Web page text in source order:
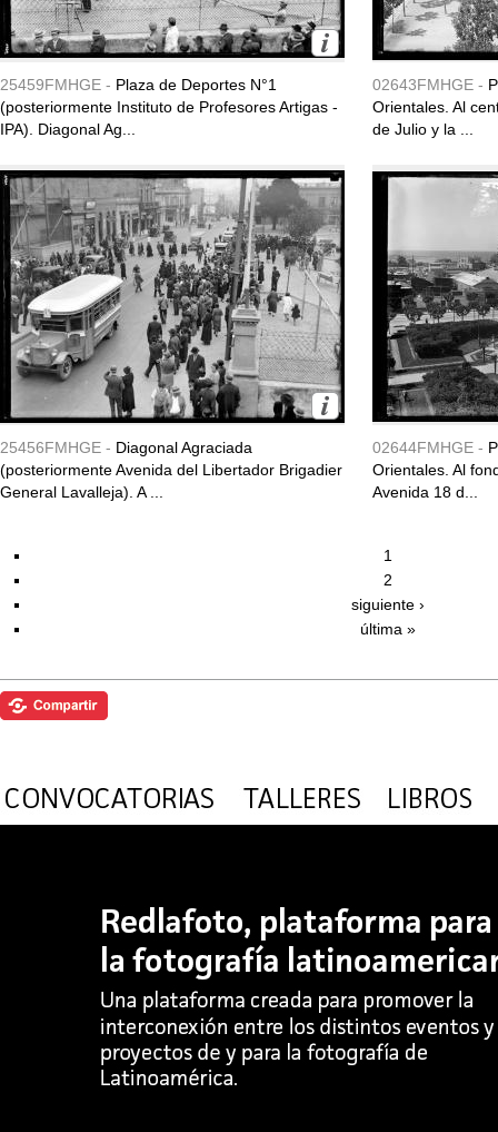
25459FMHGE - Plaza de Deportes N°1
(posteriormente Instituto de Profesores Artigas -
IPA). Diagonal Ag...
02643FMHGE -
Orientales. Al
de Julio y la ...
25456FMHGE - Diagonal Agraciada
(posteriormente Avenida del Libertador Brigadier
General Lavalleja). A ...
02644FMHGE -
Orientales. Al
Avenida 18 d...
1
2
siguiente ›
última »